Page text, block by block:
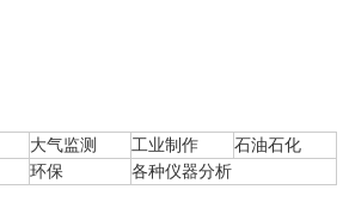
大气监测 工业制作
石油石化
环保 各种仪器分析